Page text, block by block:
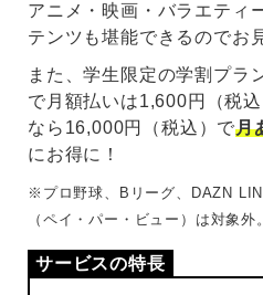
アニメ・映画・バラエティ
テンツも堪能できるのでお
また、学生限定の学割プラ
で月額払いは1,600円（税
なら16,000円（税込）で月
にお得に！
※プロ野球、Bリーグ、DAZN
（ペイ・パー・ビュー）は対象外。